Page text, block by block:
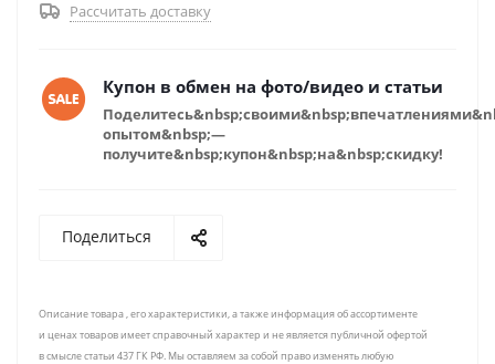
Рассчитать доставку
Купон в обмен на фото/видео и статьи
опытом&nbsp;—
получите&nbsp;купон&nbsp;на&nbsp;скидку!
Поделиться
Описание товара , его характеристики, а также информация об ассортименте
и ценах товаров имеет справочный характер и не является публичной офертой
в смысле статьи 437 ГК РФ. Мы оставляем за собой право изменять любую